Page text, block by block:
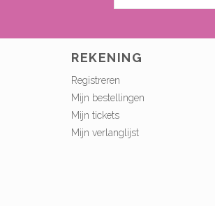
REKENING
Registreren
Mijn bestellingen
Mijn tickets
Mijn verlanglijst